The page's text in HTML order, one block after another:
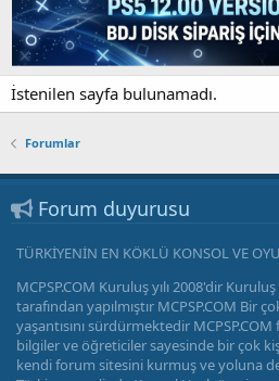
İstenilen sayfa bulunamadı.
Forumlar
Forum duyurusu
TÜRKİYENİN EN KÖKLÜ KONSOL VE
MCPSP.COM Kuruluş yılı 2008'dir
tarafından yapılmıştır MCPSP.COM Bir
yaşantısını sürdürmektedir
bilgiler ve öğreticiler sayesinde bir çok
kendi forum sitesini kurmuş ve yoluna